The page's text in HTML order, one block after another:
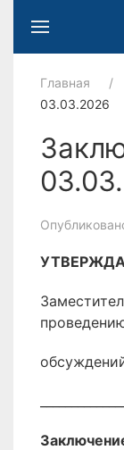
Главная
03.03.2026